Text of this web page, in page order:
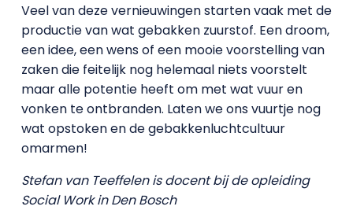
Veel van deze vernieuwingen starten vaak met de
productie van wat gebakken zuurstof. Een droom,
een idee, een wens of een mooie voorstelling van
zaken die feitelijk nog helemaal niets voorstelt
maar alle potentie heeft om met wat vuur en
vonken te ontbranden. Laten we ons vuurtje nog
wat opstoken en de gebakkenluchtcultuur
omarmen!
Stefan van Teeffelen is docent bij de opleiding
Social Work in Den Bosch